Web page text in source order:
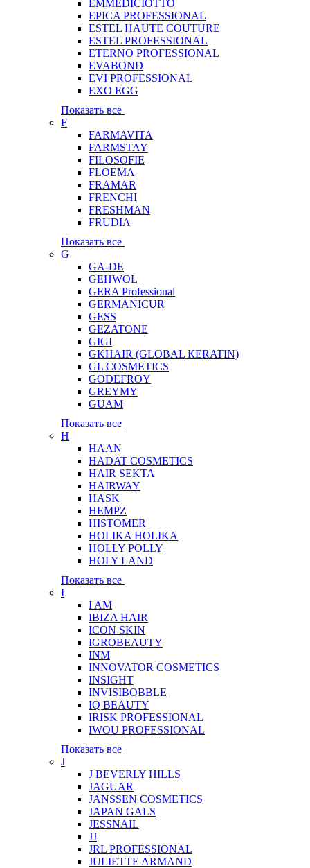
EMMEDICIOTTO
EPICA PROFESSIONAL
ESTEL HAUTE COUTURE
ESTEL PROFESSIONAL
ETERNO PROFESSIONAL
EVABOND
EVI PROFESSIONAL
EXO EGG
Показать все
F
FARMAVITA
FARMSTAY
FILOSOFIE
FLOEMA
FRAMAR
FRENCHI
FRESHMAN
FRUDIA
Показать все
G
GA-DE
GEHWOL
GERA Professional
GERMANICUR
GESS
GEZATONE
GIGI
GKHAIR (GLOBAL КЕRATIN)
GL COSMETICS
GODEFROY
GREYMY
GUAM
Показать все
H
HAAN
HADAT COSMETICS
HAIR SEKTA
HAIRWAY
HASK
HEMPZ
HISTOMER
HOLIKA HOLIKA
HOLLY POLLY
HOLY LAND
Показать все
I
I AM
IBIZA HAIR
ICON SKIN
IGROBEAUTY
INM
INNOVATOR COSMETICS
INSIGHT
INVISIBOBBLE
IQ BEAUTY
IRISK PROFESSIONAL
IWOU PROFESSIONAL
Показать все
J
J BEVERLY HILLS
JAGUAR
JANSSEN COSMETICS
JAPAN GALS
JESSNAIL
JJ
JRL PROFESSIONAL
JULIETTE ARMAND